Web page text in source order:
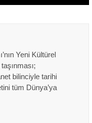
Yeni Kültürel
bilinciyle tarihi
tüm Dünya’ya